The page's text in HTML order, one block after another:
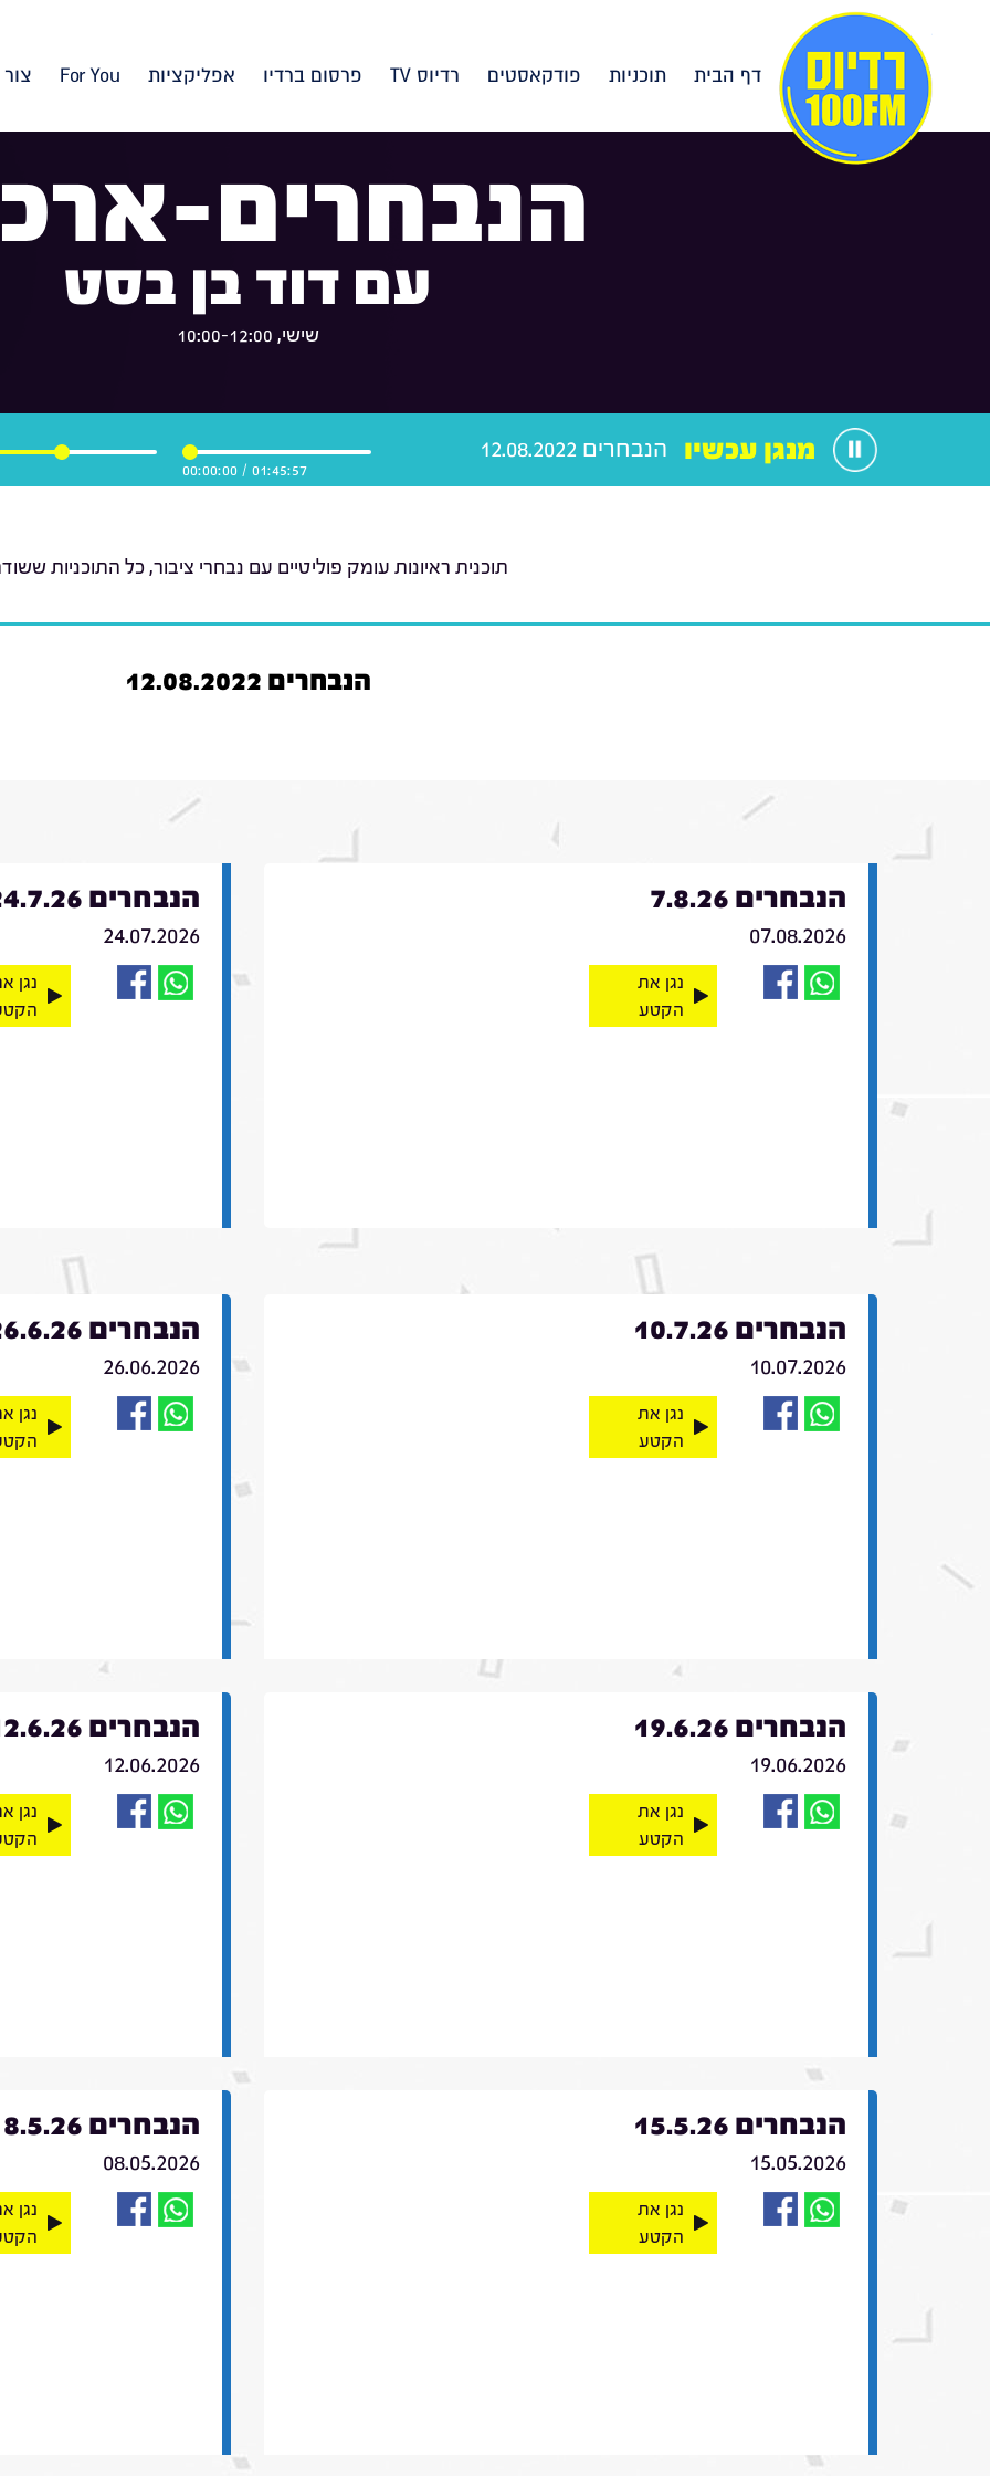
דף הבית תוכניות פודקאסטים רדיוס TV פרסום ברדיו אפליקציות For You
הנבחרים-
עם דוד בן בסט
שישי, 10:00-12:00
01:45:57
/
00:00:00
מנגן עכשיו הנבחרים 12.08.2022
תוכנית ראיונות עומק פוליטיים עם נבחרי ציבור, כל התוכניות
הנבחרים 12.08.2022
הנבחרים 7.8.26
07.08.2026
נגן את
הקטע
הנבחרים 24.7.26
24.07.2026
נגן
הנבחרים 10.7.26
10.07.2026
נגן את
הקטע
הנבחרים 26.6.26
26.06.2026
נגן
הנבחרים 19.6.26
19.06.2026
נגן את
הקטע
הנבחרים 12.6.26
12.06.2026
נגן
הנבחרים 15.5.26
15.05.2026
נגן את
הקטע
הנבחרים 8.5.26
08.05.2026
נגן